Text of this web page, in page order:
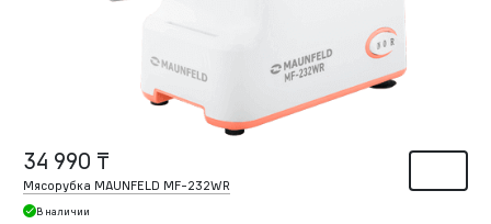
34 990 ₸
Мясорубка MAUNFELD MF-232WR
В наличии